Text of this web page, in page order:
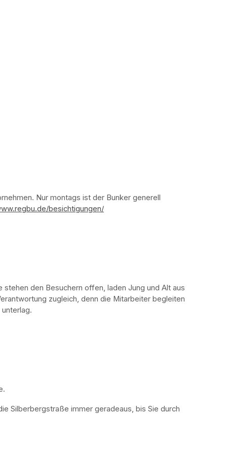
Nur montags ist der Bunker generell
besichtigungen/
den Besuchern offen, laden Jung und Alt aus
zugleich, denn die Mitarbeiter begleiten
Silberbergstraße immer geradeaus, bis Sie durch